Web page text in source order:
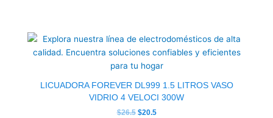
LICUADORA FOREVER DL999 1.5 LITROS VASO
VIDRIO 4 VELOCI 300W
$26.5
original
era:
$26.5.
$20.5
actual
es:
$20.5.